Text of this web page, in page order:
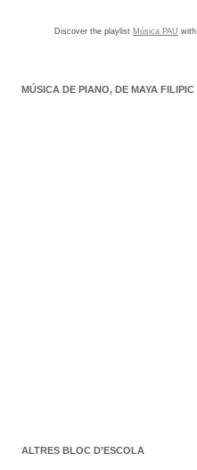
Discover the playlist Música PAU with
MÚSICA DE PIANO, DE MAYA FILIPIC
ALTRES BLOC D’ESCOLA